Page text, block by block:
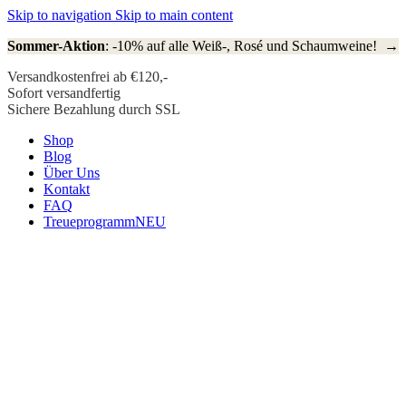
Skip to navigation Skip to main content
Sommer-Aktion: -10% auf alle Weiß-, Rosé und Schaumweine! →
Versandkostenfrei ab €120,-
Sofort versandfertig
Sichere Bezahlung durch SSL
Shop
Blog
Über Uns
Kontakt
FAQ
TreueprogrammNEU